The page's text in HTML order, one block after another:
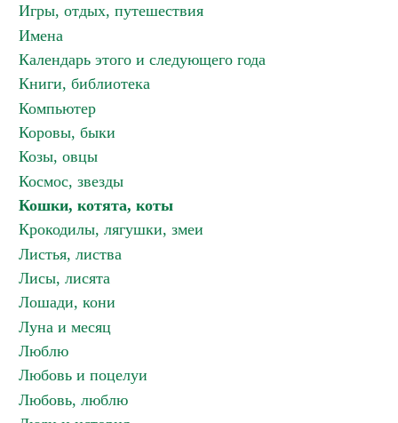
Игры, отдых, путешествия
Имена
Календарь этого и следующего года
Книги, библиотека
Компьютер
Коровы, быки
Козы, овцы
Космос, звезды
Кошки, котята, коты
Крокодилы, лягушки, змеи
Листья, листва
Лисы, лисята
Лошади, кони
Луна и месяц
Люблю
Любовь и поцелуи
Любовь, люблю